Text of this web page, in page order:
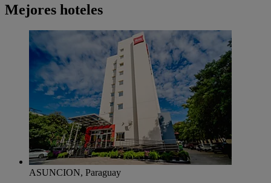
Mejores hoteles
ASUNCION, Paraguay